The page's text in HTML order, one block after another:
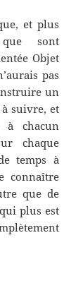
et plus
sont
Objet
pas
un
suivre, et
à chacun
chaque
temps à
connaître
que de
plus est